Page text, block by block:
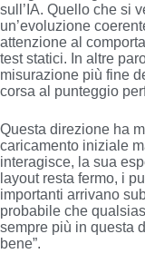
sull’IA. Quello che si
un’evoluzione
attenzione al
test statici. In altre
misurazione più fine
corsa al punteggio
Questa direzione ha
caricamento iniziale
interagisce, la sua
layout resta fermo, i
importanti arrivano
probabile che
sempre più in questa
bene”.